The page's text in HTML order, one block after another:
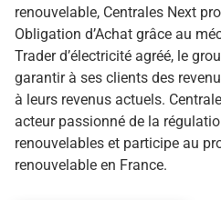
renouvelable, Centrales Next
Obligation d’Achat grâce au
Trader d’électricité agréé, le
garantir à ses clients des
à leurs revenus actuels.
acteur passionné de la
renouvelables et participe au
renouvelable en France.